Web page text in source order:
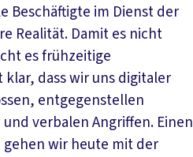
Beschäftigte im Dienst der
Realität. Damit es nicht
es frühzeitige
klar, dass wir uns digitaler
entgegenstellen
verbalen Angriffen. Einen
wir heute mit der